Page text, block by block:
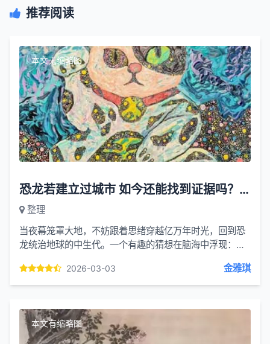
推荐阅读
本文无缩略图
恐龙若建立过城市 如今还能找到证据吗？—— 一场温柔的哄睡科普探索
整理
当夜幕笼罩大地，不妨跟着思绪穿越亿万年时光，回到恐
龙统治地球的中生代。一个有趣的猜想在脑海中浮现：如
市，那么到了...2026-03-03 金雅琪
本文有缩略图